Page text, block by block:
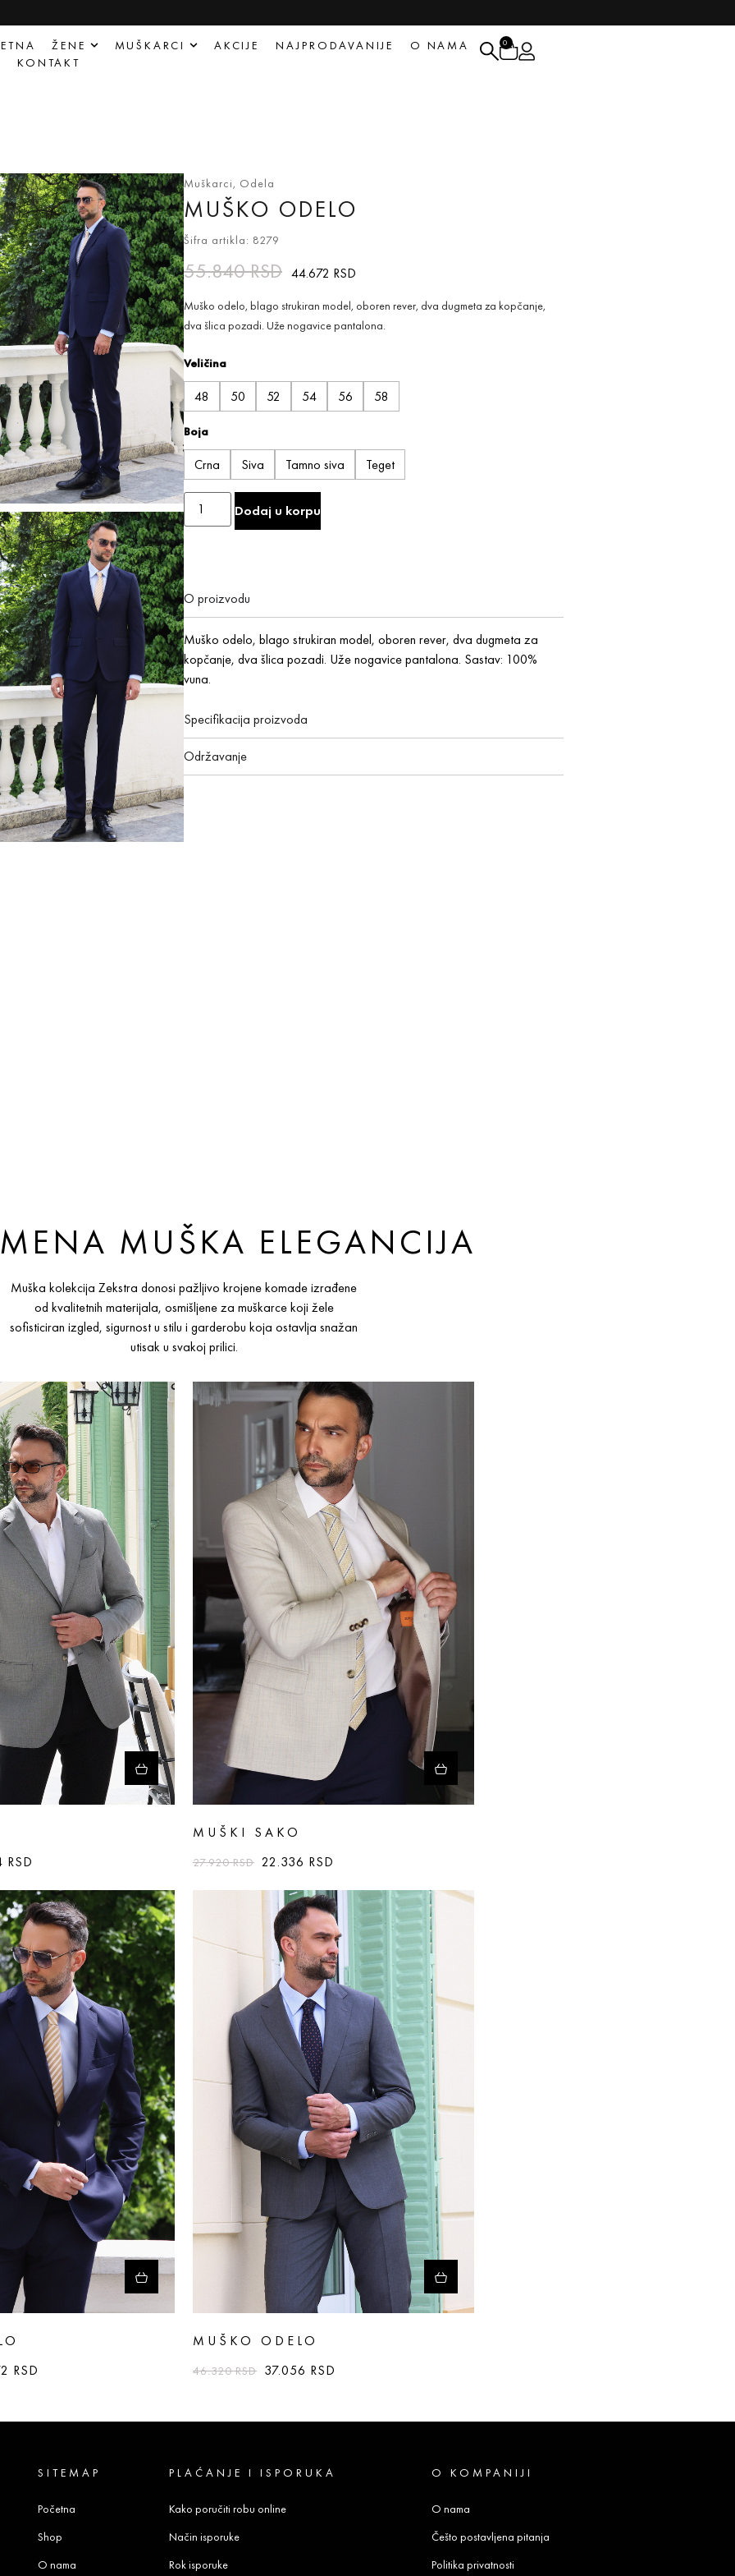
ŽENE MUŠKARCI AKCIJE NAJPRODAVANIJE
O NAMA
KONTAKT
0
Muškarci, Odela
MUŠKO ODELO
Šifra artikla: 8279
55.840RSD 44.672 RSD
Muško odelo, blago strukiran model, oboren rever, dva dugmeta za kopčanje,
dva šlica pozadi. Uže nogavice pantalona.
Veličina
48 50 52 54 56 58
Boja
Crna Siva Tamno siva Teget
Dodaj u korpu
O proizvodu
Muško odelo, blago strukiran model, oboren rever, dva dugmeta za
kopčanje, dva šlica pozadi. Uže nogavice pantalona. Sastav: 100%
vuna.
Specifikacija proizvoda
Održavanje
MUŠKA ELEGANCIJA
Muška kolekcija Zekstra donosi pažljivo krojene komade izrađene
od kvalitetnih materijala, osmišljene za muškarce koji žele
sofisticiran izgled, sigurnost u stilu i garderobu koja ostavlja snažan
utisak u svakoj prilici.
RSD
MUŠKI SAKO
27.920RSD 22.336 RSD
RSD
MUŠKO ODELO
46.320RSD 37.056 RSD
SITEMAP
Početna
Shop
O nama
PLAĆANJE I ISPORUKA
Kako poručiti robu online
Način isporuke
Rok isporuke
O KOMPANIJI
O nama
Češto postavljena pitanja
Politika privatnosti